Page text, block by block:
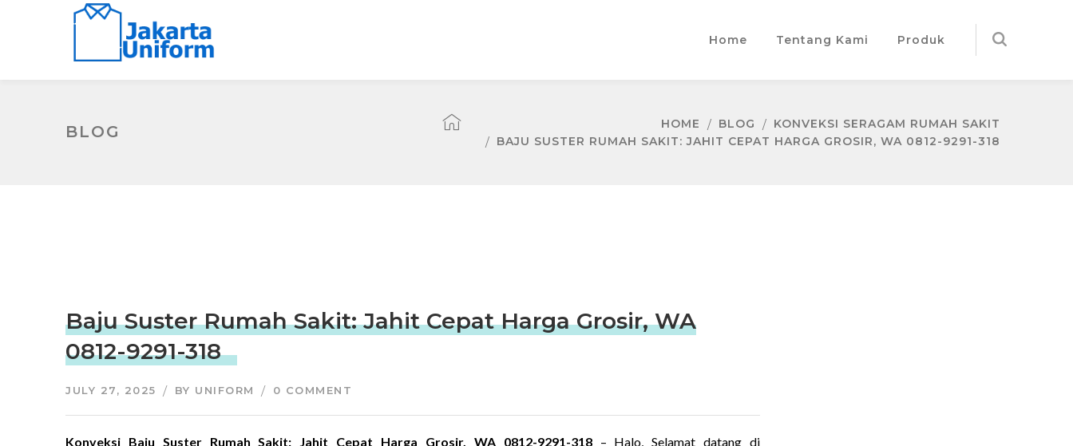
Home Tentang Kami Produk
BLOG HOME BLOG
KONVEKSI SERAGAM RUMAH SAKIT
BAJU SUSTER RUMAH SAKIT: JAHIT CEPAT HARGA GROSIR, WA 0812-9291-318
Baju Suster Rumah Sakit: Jahit Cepat Harga Grosir, WA
0812-9291-318
JULY 27, 2025 BY UNIFORM 0 COMMENT
Konveksi Baju Suster Rumah Sakit: Jahit Cepat Harga Grosir, WA 0812-9291-318– Halo, Selamat datang di